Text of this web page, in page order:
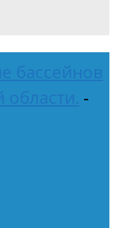
бассейнов
-